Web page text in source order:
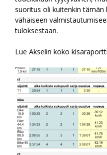
suoritus oli kuitenkin
vähäiseen
tuloksestaan.
Lue Akselin koko